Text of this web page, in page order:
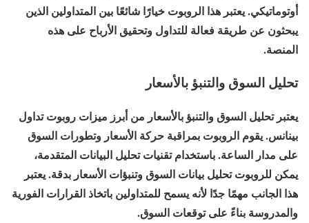
أوتوماتيكي. يعتبر هذا الروبوت خيارًا شائعًا بين المتداولين الذين
يبحثون عن طريقة فعالة للتداول وتحقيق الأرباح على هذه
المنصة.
تحليل السوق والتنبؤ بالأسعار
يعتبر تحليل السوق والتنبؤ بالأسعار من أبرز ميزات روبوت تداول
بينانس. يقوم الروبوت بمراقبة حركة الأسعار وتطورات السوق
على مدار الساعة. باستخدام تقنيات تحليل البيانات المتقدمة،
يمكن للروبوت تحليل بيانات السوق وتنبؤات الأسعار بدقة. يعتبر
هذا الجانب مهمًا جدًا لأنه يسمح للمتداولين باتخاذ القرارات الفورية
والمدروسة بناءً على توقعات السوق.